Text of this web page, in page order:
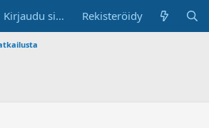
Kirjaudu sisään Rekisteröidy